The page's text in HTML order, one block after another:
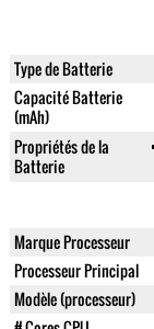
Type de Batterie
Capacité Batterie
(mAh)
Propriétés de la
Batterie
Marque Processeur
Processeur Principal
Modèle (processeur)